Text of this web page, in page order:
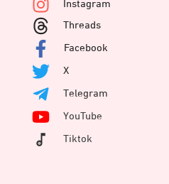
Instagram
Threads
Facebook
X
Telegram
YouTube
Tiktok